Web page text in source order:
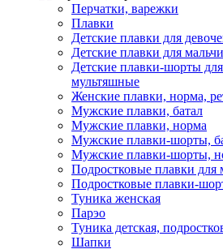
Перчатки, варежки
Плавки
Детские плавки для
Детские плавки для
Детские плавки-шорты
мультяшные
Женские плавки, норма,
Мужские плавки, батал
Мужские плавки, норма
Мужские плавки-шорты,
Мужские плавки-шорты,
Подростковые плавки для
Подростковые плавки-
Туникa женская
Парэо
Туника детская,
Шапки